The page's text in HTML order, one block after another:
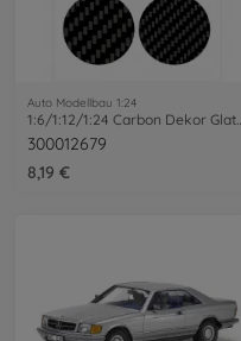
Auto Modellbau 1:24
300012679
8,19 €